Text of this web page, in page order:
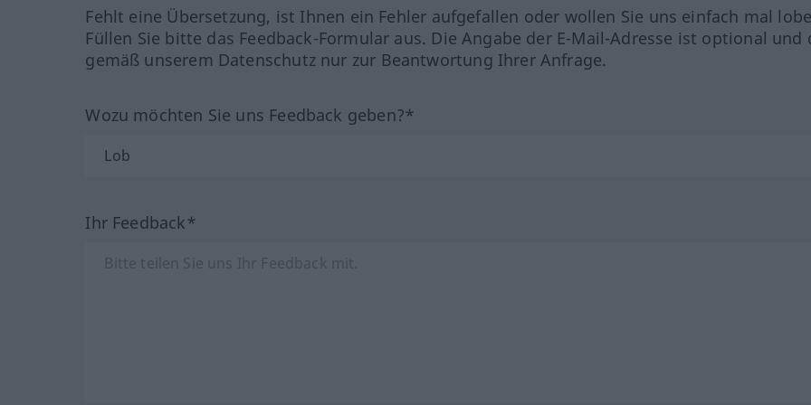
Fehlt eine Übersetzung, ist Ihnen ein Fehler aufgefallen oder wollen Sie uns einfach mal
Füllen Sie bitte das Feedback-Formular aus. Die Angabe der E-Mail-Adresse ist optional und
gemäß unserem Datenschutz nur zur Beantwortung Ihrer Anfrage.
Wozu möchten Sie uns Feedback geben?*
Ihr Feedback*